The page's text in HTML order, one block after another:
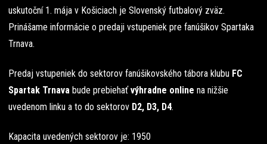
uskutoční 1. mája v Košiciach je Slovenský futbalový zväz.
Prinášame informácie o predaji vstupeniek pre fanúšikov Spartaka
Trnava.
Predaj vstupeniek do sektorov fanúšikovského tábora klubu FC
Spartak Trnava bude prebiehaťvýhradne online na nižšie
uvedenom linku a to do sektorov D2, D3, D4.
Kapacita uvedených sektorov je: 1950